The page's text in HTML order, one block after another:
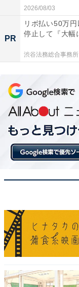
楽
2026/08/03
PR
リボ払い50万
停止して『大幅
渋谷法務総合事務所